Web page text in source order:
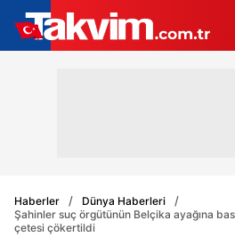
Haberler
Dünya Haberleri
Şahinler suç örgütünün Belçika ayağına
çetesi çökertildi